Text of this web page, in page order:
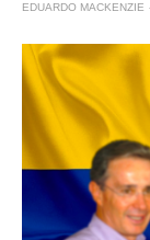
EDUARDO MACKENZIE